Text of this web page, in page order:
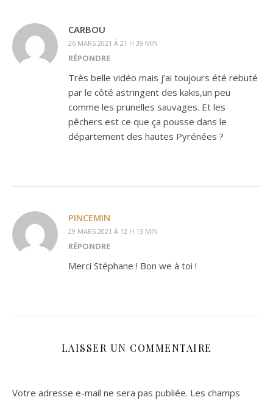
CARBOU
26 MARS 2021 À 21 H 39 MIN
RÉPONDRE
Très belle vidéo mais j’ai toujours été rebuté
par le côté astringent des kakis,un peu
comme les prunelles sauvages. Et les
pêchers est ce que ça pousse dans le
département des hautes Pyrénées ?
PINCEMIN
29 MARS 2021 À 12 H 13 MIN
RÉPONDRE
Merci Stéphane ! Bon we à toi !
LAISSER UN COMMENTAIRE
Votre adresse e-mail ne sera pas publiée. Les champs